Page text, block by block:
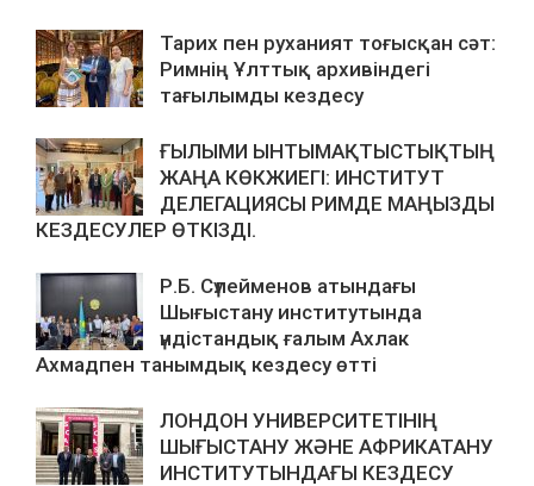
Тарих пен руханият тоғысқан сәт:
Римнің Ұлттық архивіндегі
тағылымды кездесу
ҒЫЛЫМИ ЫНТЫМАҚТЫСТЫҚТЫҢ
ЖАҢА КӨКЖИЕГІ: ИНСТИТУТ
ДЕЛЕГАЦИЯСЫ РИМДЕ МАҢЫЗДЫ
КЕЗДЕСУЛЕР ӨТКІЗДІ.
Р.Б. Сүлейменов атындағы
Шығыстану институтында
үндістандық ғалым Ахлак
Ахмадпен танымдық кездесу өтті
ЛОНДОН УНИВЕРСИТЕТІНІҢ
ШЫҒЫСТАНУ ЖӘНЕ АФРИКАТАНУ
ИНСТИТУТЫНДАҒЫ КЕЗДЕСУ